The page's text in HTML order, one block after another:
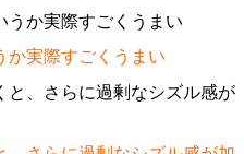
か実際すごくうまい